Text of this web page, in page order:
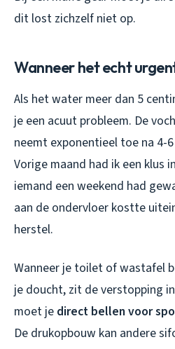
dit lost zichzelf niet op.
Wanneer het echt
Als het water meer dan 5
je een acuut probleem. De
neemt exponentieel toe na 4-
Vorige maand had ik een klus
iemand een weekend had
aan de ondervloer kostte
herstel.
Wanneer je toilet of wastafel
je doucht, zit de verstopping
moet je direct bellen voor
De drukopbouw kan andere